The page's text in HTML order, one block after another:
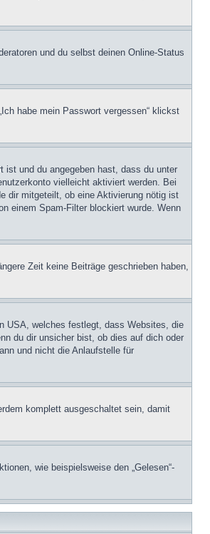
und du selbst deinen Online-Status
habe mein Passwort vergessen“ klickst
ist und du angegeben hast, dass du unter
vielleicht aktiviert werden. Bei
dir mitgeteilt, ob eine Aktivierung nötig ist
einem Spam-Filter blockiert wurde. Wenn
Zeit keine Beiträge geschrieben haben,
USA, welches festlegt, dass Websites, die
du dir unsicher bist, ob dies auf dich oder
und nicht die Anlaufstelle für
komplett ausgeschaltet sein, damit
wie beispielsweise den „Gelesen“-